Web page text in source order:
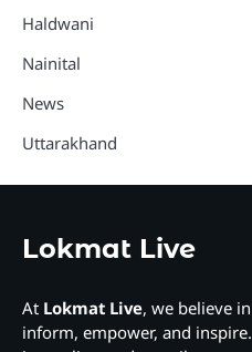
Haldwani
Nainital
News
Uttarakhand
Lokmat Live
At Lokmat Live, we believe
inform, empower, and